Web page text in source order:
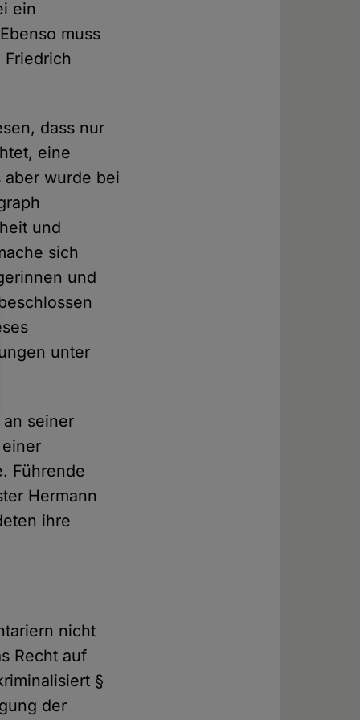
ein
muss
dass nur
eine
aber wurde bei
und
sich
und
unter
seiner
Führende
Hermann
ihre
nicht
Recht auf
§
der